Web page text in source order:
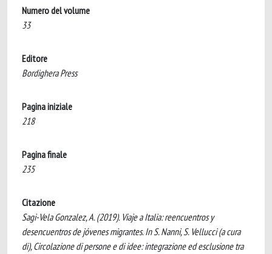
Numero del volume
33
Editore
Bordighera Press
Pagina iniziale
218
Pagina finale
235
Citazione
Sagi-Vela Gonzalez, A. (2019). Viaje a Italia: reencuentros y
desencuentros de jóvenes migrantes. In S. Nanni, S. Vellucci (a cura
di), Circolazione di persone e di idee: integrazione ed esclusione tra